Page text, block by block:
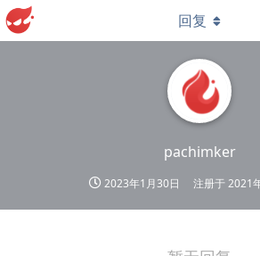
pachimker
2023年1月30日 注册于2021
回复